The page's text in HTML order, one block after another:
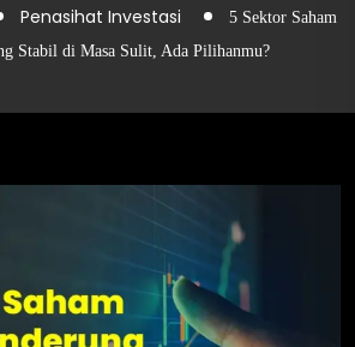
Penasihat Investasi
5 Sektor Saham
Stabil di Masa Sulit, Ada Pilihanmu?